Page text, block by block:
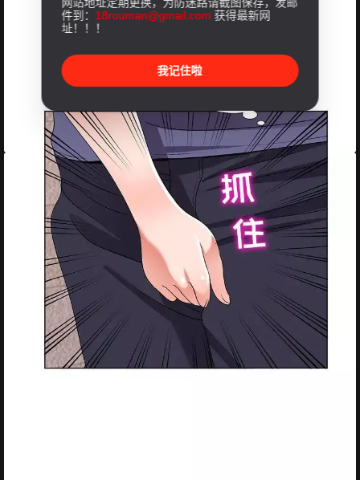
件到： 18rouman@gmail.com 获得最新网
址！！！
我记住啦